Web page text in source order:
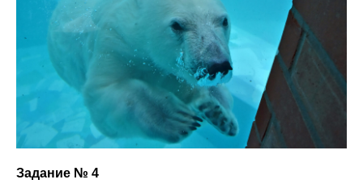
Задание № 4